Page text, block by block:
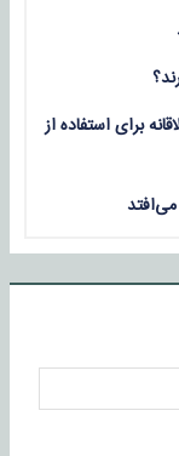
برای استفاده از